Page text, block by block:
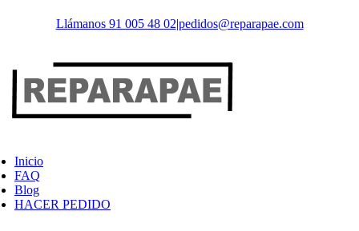
Llámanos 91 005 48 02|pedidos@reparapae.com
Inicio
FAQ
Blog
HACER PEDIDO